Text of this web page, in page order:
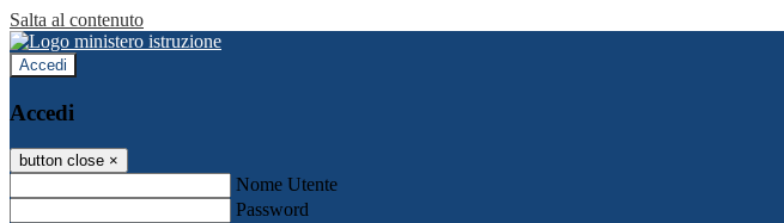
Salta al contenuto
Accedi
Accedi
button close ×
Nome Utente
Password